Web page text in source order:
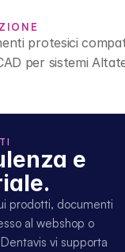
protesici
per sistemi
e
prodotti, documenti
al webshop o
vi supporta